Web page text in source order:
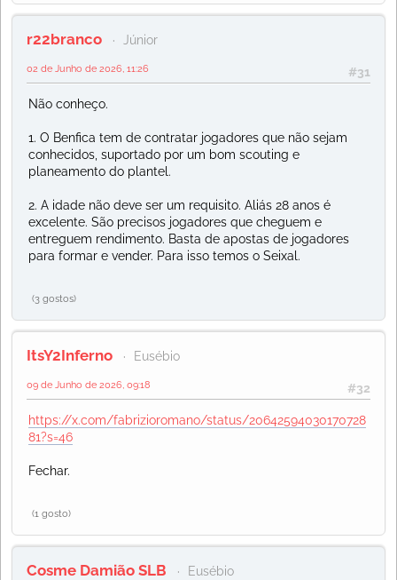
r22branco Júnior
#31
02 de Junho de 2026, 11:26
Não conheço.
1. O Benfica tem de contratar jogadores que não sejam
conhecidos, suportado por um bom scouting e
planeamento do plantel.
2. A idade não deve ser um requisito. Aliás 28 anos é
excelente. São precisos jogadores que cheguem e
entreguem rendimento. Basta de apostas de jogadores
para formar e vender. Para isso temos o Seixal.
(3 gostos)
ItsY2Inferno Eusébio
#32
09 de Junho de 2026, 09:18
https://x.com/fabrizioromano/status/20642594030170728
81?s=46
Fechar.
(1 gosto)
Cosme Damião SLB Eusébio